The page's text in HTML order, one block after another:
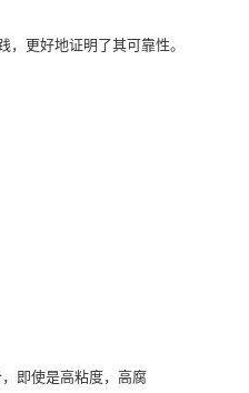
更好地证明了其可靠性。
即使是高粘度，高腐